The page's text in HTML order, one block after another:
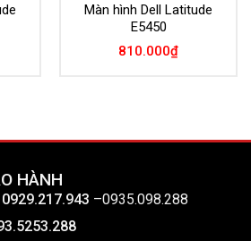
Màn hình Dell Latitude
E5450
810.000₫
HÀNH
0929.217.943 –0935.098.288